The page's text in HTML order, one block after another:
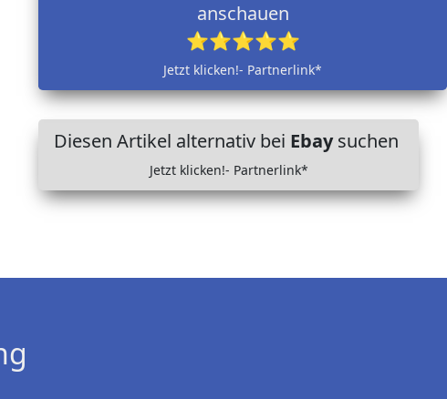
anschauen
⭐⭐⭐⭐⭐
Jetzt klicken!- Partnerlink*
Diesen Artikel alternativ bei Ebaysuchen
Jetzt klicken!- Partnerlink*